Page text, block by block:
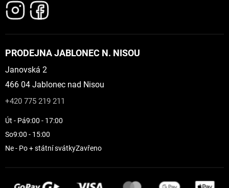
PRODEJNA JABLONEC N. NISOU
Janovská 2
466 04 Jablonec nad Nisou
+420 775 219 211
Út - Pá9:00 - 17:00
So9:00 - 15:00
Ne - Po + státní svátkyZavřeno